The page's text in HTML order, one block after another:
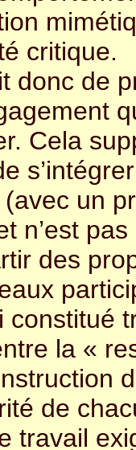
critique.
donc de
Cela
un
n’est
des
constitué
la «
de
travail